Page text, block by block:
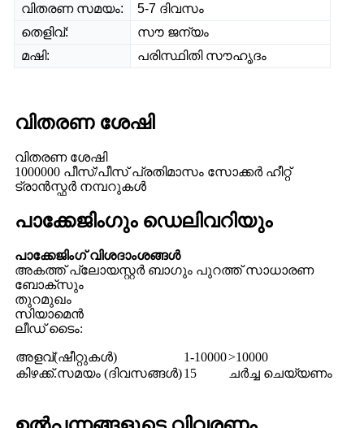
വിതരണ സമയം:
5-7 ദിവസം
തെളിവ്:
സൗ ജന്യം
മഷി:
പരിസ്ഥിതി സൗഹൃദം
വിതരണ ശേഷി
വിതരണ ശേഷി
1000000 പീസ്/പീസ് പ്രതിമാസം സോക്കർ ഹീറ്റ്
ട്രാൻസ്ഫർ നമ്പറുകൾ
പാക്കേജിംഗും ഡെലിവറിയും
പാക്കേജിംഗ് വിശദാംശങ്ങൾ
അകത്ത് പ്ലോയസ്റ്റർ ബാഗും പുറത്ത് സാധാരണ
ബോക്സും
തുറമുഖം
സിയാമെൻ
ലീഡ് ടൈം:
അളവ്(ഷീറ്റുകൾ) 1-10000>10000
കിഴക്ക്.സമയം (ദിവസങ്ങൾ)15 ചർച്ച ചെയ്യണം